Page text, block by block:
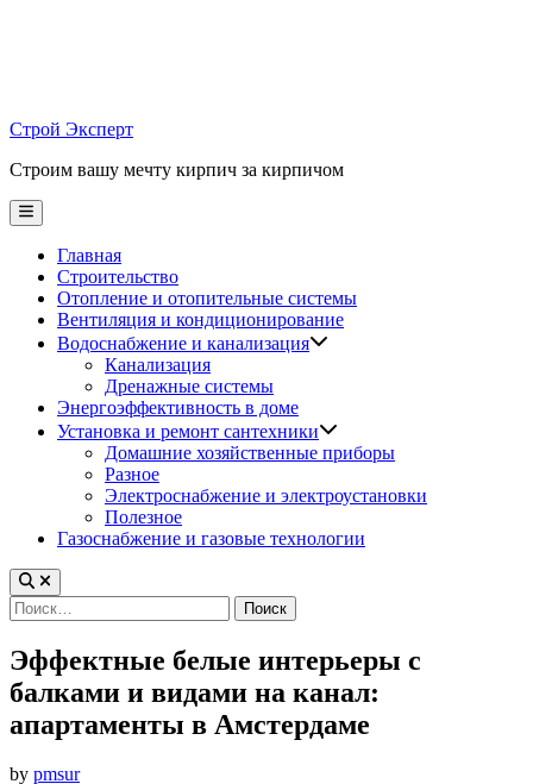
Строй Эксперт
Строим вашу мечту кирпич за кирпичом
Main
Menu
Главная
Строительство
Отопление и отопительные системы
Вентиляция и кондиционирование
Водоснабжение и канализация
Канализация
Дренажные системы
Энергоэффективность в доме
Установка и ремонт сантехники
Домашние хозяйственные приборы
Разное
Электроснабжение и электроустановки
Полезное
Газоснабжение и газовые технологии
Найти:
Эффектные белые интерьеры с
балками и видами на канал:
апартаменты в Амстердаме
by pmsur